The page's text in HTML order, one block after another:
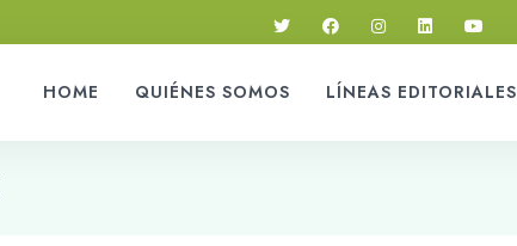
HOME QUIÉNES SOMOS LÍNEAS EDITORIALES